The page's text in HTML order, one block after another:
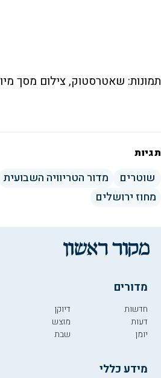
תמונות: שאטרסטוק, צילום מסך
תגיות
שוטרים מדור הטריוויה השבועית
מחוז ירושלים
מדורים
חדשות
דעות
יומן
דיוקן
מוצש
שבת
מידע כללי